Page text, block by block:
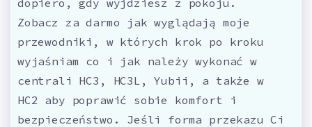
Zobacz za darmo jak wyglądają moje
przewodniki, w których krok po kroku
wyjaśniam co i jak należy wykonać w
centrali HC3, HC3L, Yubii, a także w
HC2 aby poprawić sobie komfort i
bezpieczeństwo. Jeśli forma przekazu Ci